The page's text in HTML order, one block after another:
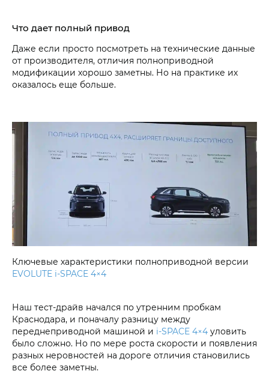
Что дает полный привод
Даже если просто посмотреть на технические данные
от производителя, отличия полноприводной
модификации хорошо заметны. Но на практике их
оказалось еще больше.
Ключевые характеристики полноприводной версии
EVOLUTE i‑SPACE 4×4
Наш тест-драйв начался по утренним пробкам
Краснодара, и поначалу разницу между
переднеприводной машиной и i‑SPACE 4×4 уловить
было сложно. Но по мере роста скорости и появления
разных неровностей на дороге отличия становились
все более заметны.